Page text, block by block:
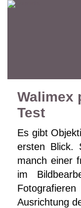
Walimex
Test
Es gibt
ersten Blick.
manch einer
im
Ausrichtung